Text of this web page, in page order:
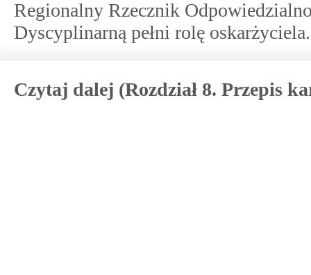
Regionalny Rzecznik
Dyscyplinarną pełni rolę oskarżyciela.
Czytaj dalej (Rozdział 8. Przepis